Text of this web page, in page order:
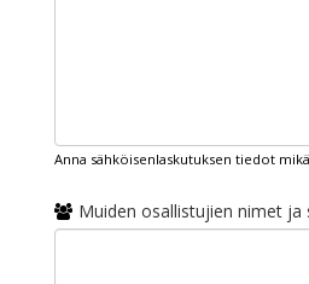
Anna sähköisenlaskutuksen tiedot
Muiden osallistujien nimet ja